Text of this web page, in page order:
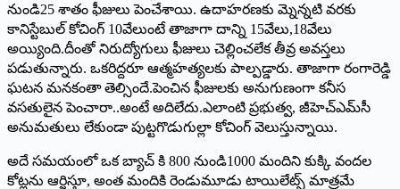
‌నుండి25 శాతం ఫీజులు పెంచేశాయి. ఉదాహరణకు మ్నెన్నటి వరకు
కానిస్టేబుల్‌ ‌కోచింగ్‌ 10‌వేలుంటే తాజాగా దాన్ని 15వేలు,18వేలు
అయ్యింది.దీంతో నిరుద్యోగులు ఫీజులు చెల్లించలేక తీవ్ర అవస్తలు
పడుతున్నారు. ఒకరిద్దరూ ఆత్మహత్యలకు పాల్పడ్డారు. తాజాగా రంగారెడ్డి
ఘటన మనకంతా తెల్సిందే.పెంచిన ఫీజులకు అనుగుణంగా కనీస
వసతులైన పెంచారా..అంటే అదిలేదు.ఎలాంటి ప్రభుత్వ, జీహెచ్‌ఎమ్‌సీ
అనుమతులు లేకుండా పుట్టగొడుగుల్లా కోచింగ్‌ ‌వెలుస్తున్నాయి.
అదే సమయంలో ఒక బ్యాచ్‌ ‌కి 800 నుండి1000 మందిని కుక్కి వందల
కోట్లను ఆర్జిస్తూ, అంత మందికి రెండుమూడు టాయిలేట్స్ ‌మాత్రమే